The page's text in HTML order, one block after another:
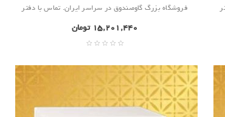
فروشگاه بزرگ گاوصندوق در سراسر ایران. تماس با دفتر
۱۵,۲۰۱,۴۴۰ تومان